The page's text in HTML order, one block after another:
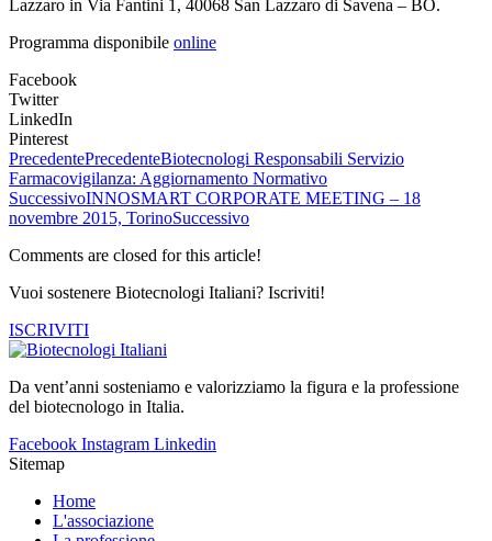
Lazzaro in Via Fantini 1, 40068 San Lazzaro di Savena – BO.
Programma disponibile online
Facebook
Twitter
LinkedIn
Pinterest
PrecedentePrecedenteBiotecnologi Responsabili Servizio
Farmacovigilanza: Aggiornamento Normativo
SuccessivoINNOSMART CORPORATE MEETING – 18
novembre 2015, TorinoSuccessivo
Comments are closed for this article!
Vuoi sostenere Biotecnologi Italiani? Iscriviti!
ISCRIVITI
Da vent’anni sosteniamo e valorizziamo la figura e la professione
del biotecnologo in Italia.
Facebook Instagram Linkedin
Sitemap
Home
L'associazione